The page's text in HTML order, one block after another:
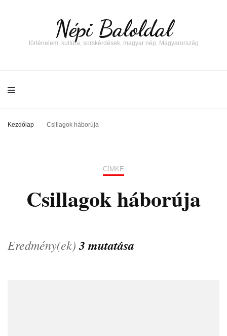
Népi Baloldal
történelem, kultúra, sorskérdések, magyar nép, Magyarország
Kezdőlap Csillagok háborúja
CÍMKE
Csillagok háborúja
Eredmény(ek)3 mutatása